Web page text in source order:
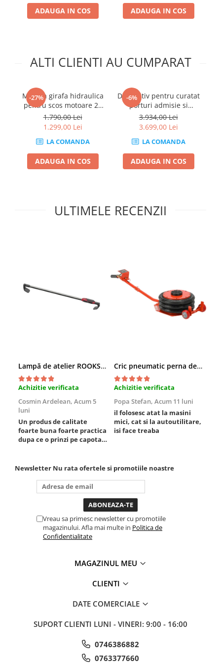
Compresoare
Filtre Pneumatice
Pistoale de vopsit
Scule pentru nituit si capsat
Slefuitoare Pneumatice
Scule speciale
Diagnoza si masurari
Injectoare
Sistem Vibro-Power
Truse de biti
Truse de surubelnite
Scule Vulcanizare
ADAUGA IN COS ADAUGA IN COS
ALTI CLIENTI AU CUMPARAT
-27%
Macara girafa hidraulica
pentru scos motoare 2T
pliabila
1.790,00 Lei
1.299,00 Lei
LA COMANDA
ADAUGA IN COS
-6%
Dispozitiv pentru curatat
porturi admisie si
evacuare fara demontare
cu coji de nuca si
accesorii incluse
AUTOXSCAN
3.934,00 Lei
3.699,00 Lei
LA COMANDA
ADAUGA IN COS
ULTIMELE RECENZII
Lampă de atelier ROOKS B2 HYBRID pentru capotă, 2000 lumeni, 5000 mAh
Achizitie verificata
Cosmin Ardelean, Acum 5
luni
Un produs de calitate
foarte buna foarte practica
dupa ce o prinzi pe capota
nevoie lumina puternica si
destul de mult dar daca o
bagi la priza nu mai ai
treaba toata ziua ,ce...
Cric pneumatic perna de aer cu inaltator 6T
Achizitie verificata
Popa Stefan, Acum 11 luni
il folosesc atat la masini
mici, cat si la autoutilitare,
isi face treaba
Newsletter Nu rata ofertele si promotiile noastre
Vreau sa primesc newsletter cu promotiile
magazinului. Afla mai multe in Politica de
Confidentialitate
MAGAZINUL MEU
CLIENTI
DATE COMERCIALE
SUPORT CLIENTI LUNI - VINERI: 9:00 - 16:00
0746386882
0763377660